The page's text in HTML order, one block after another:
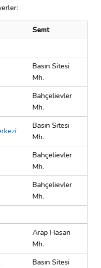
Semt
Basın Sitesi
Mh.
Bahçelievler
Mh.
Basın Sitesi
Mh.
Bahçelievler
Mh.
Bahçelievler
Mh.
Arap Hasan
Mh.
Basın Sitesi